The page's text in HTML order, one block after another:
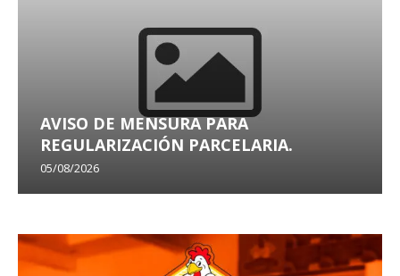
AVISO DE MENSURA PARA
REGULARIZACIÓN PARCELARIA.
05/08/2026